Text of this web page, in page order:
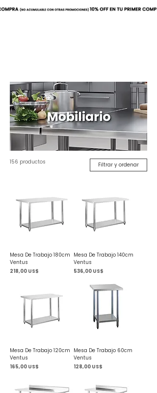
156 productos Filtrar y ordenar
Mesa De Trabajo 180cm
Ventus
Precio
218,00 US$
Mesa De Trabajo 140cm
Ventus
Precio
536,00 US$
Mesa De Trabajo 120cm
Ventus
Precio
165,00 US$
Mesa De Trabajo 60cm
Ventus
Precio
128,00 US$